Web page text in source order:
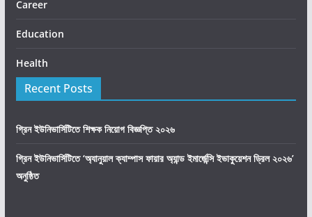
Career
Education
Health
Recent Posts
গ্রিন ইউনিভার্সিটিতে শিক্ষক নিয়োগ বিজ্ঞপ্তি ২০২৬
গ্রিন ইউনিভার্সিটিতে ‘অ্যানুয়াল ক্যাম্পাস ফায়ার অ্যান্ড ইমার্জেন্সি ইভাকুয়েশন ড্রিল ২০২৬’
অনুষ্ঠিত